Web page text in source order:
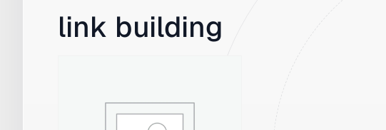
link building